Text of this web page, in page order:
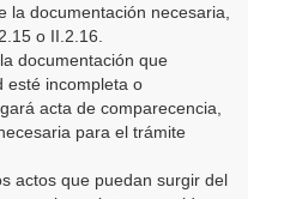
la documentación necesaria,
o II.2.16.
documentación que
esté incompleta o
acta de comparecencia,
para el trámite
actos que puedan surgir del